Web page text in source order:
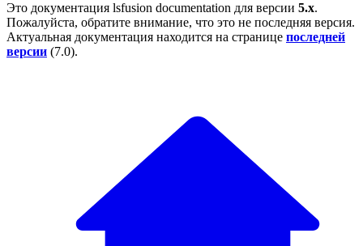
Это документация lsfusion documentation для версии 5.x.
Пожалуйста, обратите внимание, что это не последняя версия.
Актуальная документация находится на странице последней
версии (7.0).